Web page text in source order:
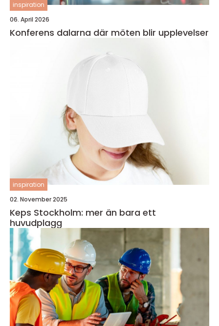
inspiration
06. April 2026
Konferens dalarna där möten blir upplevelser
inspiration
02. November 2025
Keps Stockholm: mer än bara ett
huvudplagg